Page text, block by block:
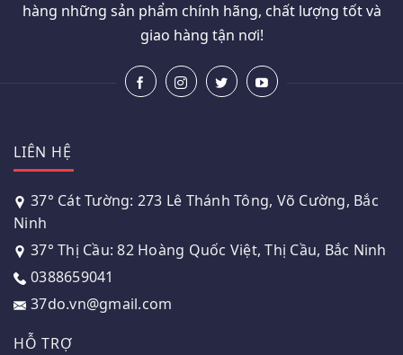
hàng những sản phẩm chính hãng, chất lượng tốt và
giao hàng tận nơi!
LIÊN HỆ
37° Cát Tường: 273 Lê Thánh Tông, Võ Cường, Bắc
Ninh
37° Thị Cầu: 82 Hoàng Quốc Việt, Thị Cầu, Bắc Ninh
0388659041
37do.vn@gmail.com
HỖ TRỢ